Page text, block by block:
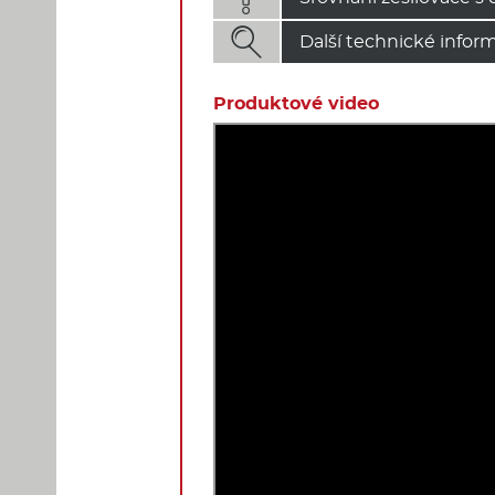
 Další technické
Produktové video